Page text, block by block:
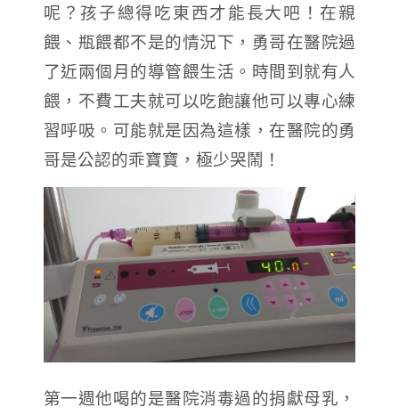
呢？孩子總得吃東西才能長大吧！在親
餵、瓶餵都不是的情況下，勇哥在醫院過
了近兩個月的導管餵生活。時間到就有人
餵，不費工夫就可以吃飽讓他可以專心練
習呼吸。可能就是因為這樣，在醫院的勇
哥是公認的乖寶寶，極少哭鬧！
第一週他喝的是醫院消毒過的捐獻母乳，